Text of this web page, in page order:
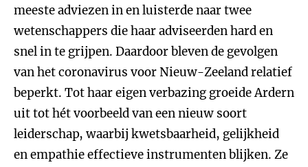
meeste adviezen in en luisterde naar twee
wetenschappers die haar adviseerden hard en
snel in te grijpen. Daardoor bleven de gevolgen
van het coronavirus voor Nieuw-Zeeland relatief
beperkt. Tot haar eigen verbazing groeide Ardern
uit tot hét voorbeeld van een nieuw soort
leiderschap, waarbij kwetsbaarheid, gelijkheid
en empathie effectieve instrumenten blijken. Ze